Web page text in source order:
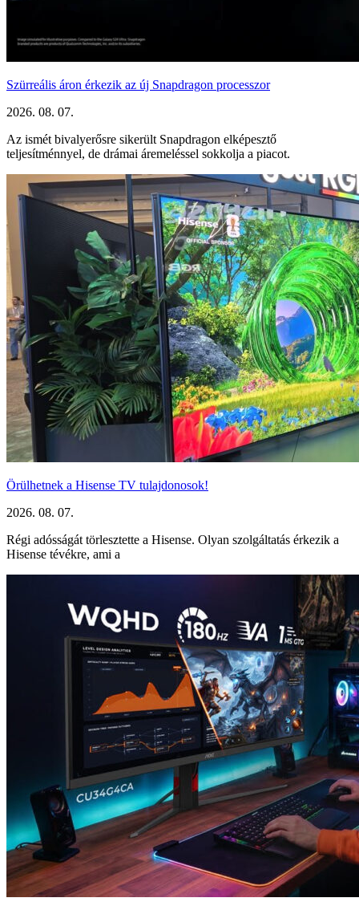
Szürreális áron érkezik az új Snapdragon processzor
2026. 08. 07.
Az ismét bivalyerősre sikerült Snapdragon elképesztő
teljesítménnyel, de drámai áremeléssel sokkolja a piacot.
Örülhetnek a Hisense TV tulajdonosok!
2026. 08. 07.
Régi adósságát törlesztette a Hisense. Olyan szolgáltatás érkezik a
Hisense tévékre, ami a